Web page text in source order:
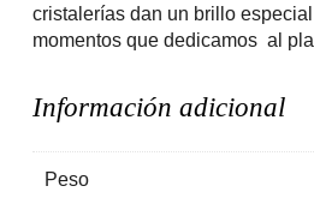
cristalerías dan un brillo
momentos que dedicamos al
Información adicional
Peso